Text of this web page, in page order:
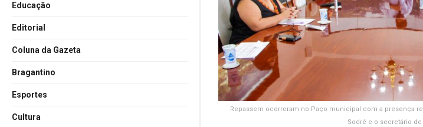
Educação
Editorial
Coluna da Gazeta
Bragantino
Esportes
Cultura
Repassem ocorreram no Paço municipal com a presença
Sodré e o secretário de